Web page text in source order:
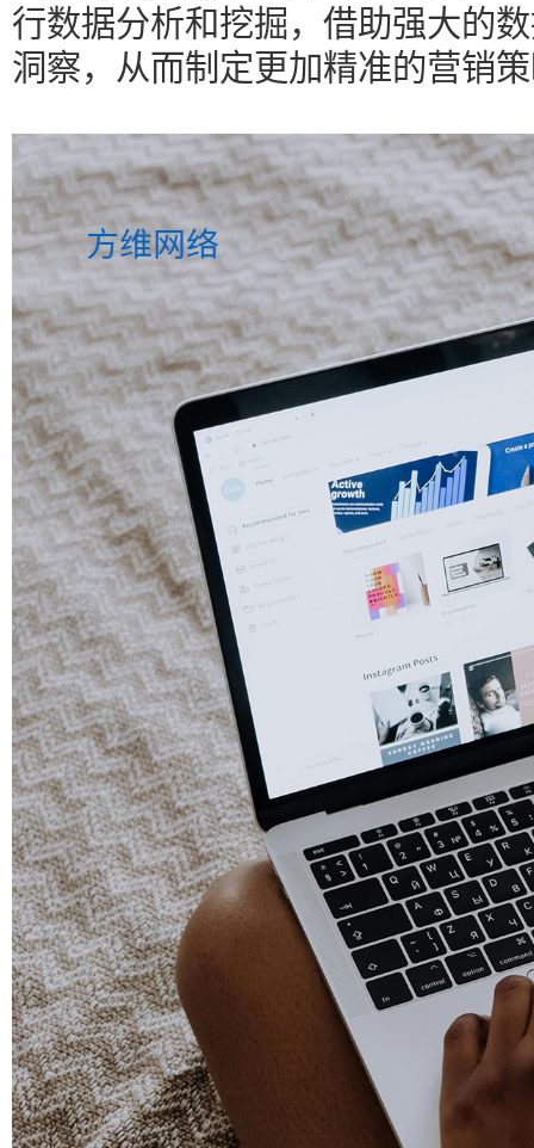
行数据分析和挖掘，借助强大的
洞察，从而制定更加精准的营销